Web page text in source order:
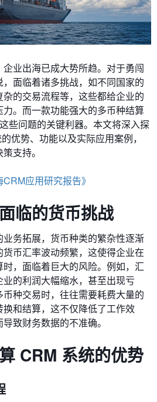
业出海已成大势所趋。对于勇闯
面临着诸多挑战，如不同国家的
的交易流程等，这些都给企业的
。而一款功能强大的多币种结算
些问题的关键利器。本文将深入探
优势、功能以及实际应用案例，
支持。
应用研究报告》
临的货币挑战
务拓展，货币种类的繁杂性逐渐
币汇率波动频繁，这使得企业在
，面临着巨大的风险。例如，汇
的利润大幅缩水，甚至出现亏
种交易时，往往需要耗费大量的
和结算，这不仅降低了工作效
致财务数据的不准确。
CRM 系统的优势